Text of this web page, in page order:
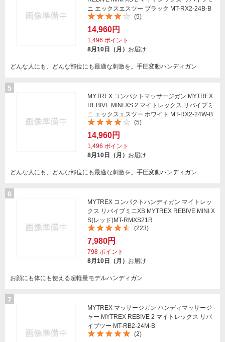
ニ エックスエスツー ブラック MT-RX2-24B-B
(5)
14,960円
1,496 ポイント
8月10日（月） お届け
どんな人にも、どんな部位にも最適な刺激を。手圧変動ハンディガン
5
MYTREX コンパクトマッサージガン MYTREX
REBIVE MINI XS 2 マイトレックス リバイブミ
ニ エックスエスツー ホワイト MT-RX2-24W-B
(5)
14,960円
1,496 ポイント
8月10日（月） お届け
どんな人にも、どんな部位にも最適な刺激を。手圧変動ハンディガン
6
MYTREX コンパクトハンディガン マイトレッ
クス リバイブミニXS MYTREX REBIVE MINI X
S(レッド)MT-RMXS21R
(223)
7,980円
798 ポイント
8月10日（月） お届け
お顔にも体にも使える超軽量モデルハンディガン
7
MYTREX マッサージガン ハンディマッサージ
ャー MYTREX REBIVE 2 マイトレックス リバ
イブツー MT-RB2-24M-B
(2)